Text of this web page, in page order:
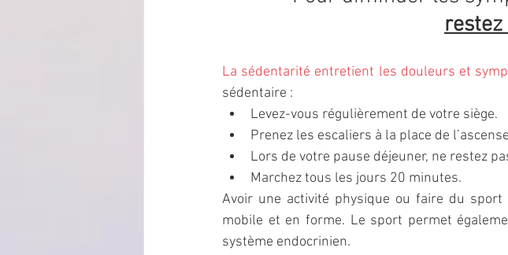
La sédentarité entretient les douleurs et
sédentaire :
Levez-vous régulièrement de votre siège.
Prenez les escaliers à la place de
Lors de votre pause déjeuner, ne restez
Marchez tous les jours 20 minutes.
Avoir une activité physique ou faire du
mobile et en forme. Le sport permet
système endocrinien.